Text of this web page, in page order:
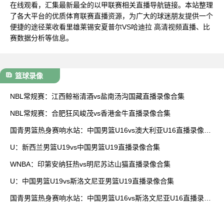
在线观看，汇集最新最全的以甲联赛相关直播导航链接。本站整理
了各大平台的优质体育联赛直播资源，为广大的球迷朋友提供一个
便捷的途径莱收看里雄莱锡安夏普尔VS哈迪拉 高清视频直播、比
赛数据分析等信息。
篮球录像
NBL常规赛：江西鲸裕清酒vs盐南汤沟国藏直播录像合集
NBL常规赛：合肥狂风峻茂vs香港金牛直播录像合集
国青男篮热身赛响水站：中国男篮U16vs澳大利亚U16直播录像合
U：新西兰男篮U19vs中国男篮U19直播录像合集
WNBA：印第安纳狂热vs明尼苏达山猫直播录像合集
U：中国男篮U19vs斯洛文尼亚男篮U19直播录像合集
国青男篮热身赛响水站：中国男篮U16vs斯洛文尼亚U16直播录像